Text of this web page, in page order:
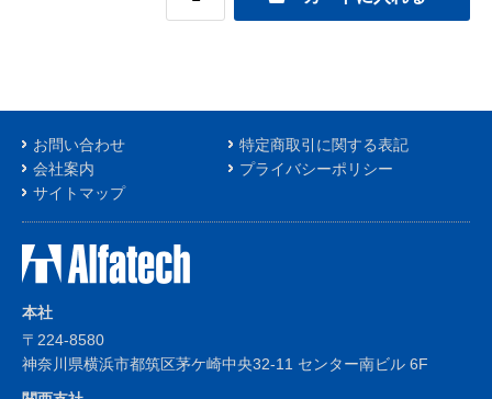
お問い合わせ
特定商取引に関する表記
会社案内
プライバシーポリシー
サイトマップ
本社
〒224-8580
神奈川県横浜市都筑区茅ケ崎中央32-11 センター南ビル 6F